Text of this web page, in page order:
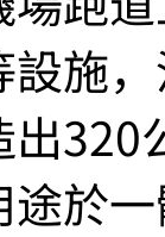
施
320
於